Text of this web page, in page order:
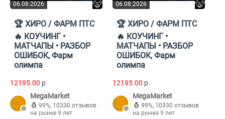
06.08.2026
🏆 ХИРО / ФАРМ ПТС
🔥 КОУЧИНГ •
МАТЧАПЫ • РАЗБОР
ОШИБОК, Фарм
олимпа
12195.00 p
MegaMarket
99%, 10330 отзывов
на рынке 9 лет
06.08.2026
🏆 ХИРО / ФАРМ ПТС
🔥 КОУЧИНГ •
МАТЧАПЫ • РАЗБОР
ОШИБОК, Фарм
олимпа
12195.00 p
MegaMarket
99%, 10330 отзывов
на рынке 9 лет